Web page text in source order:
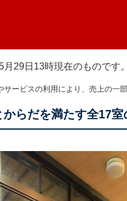
29日13時現在のものです
ービスの利用により、売上の一
からだを満たす全17